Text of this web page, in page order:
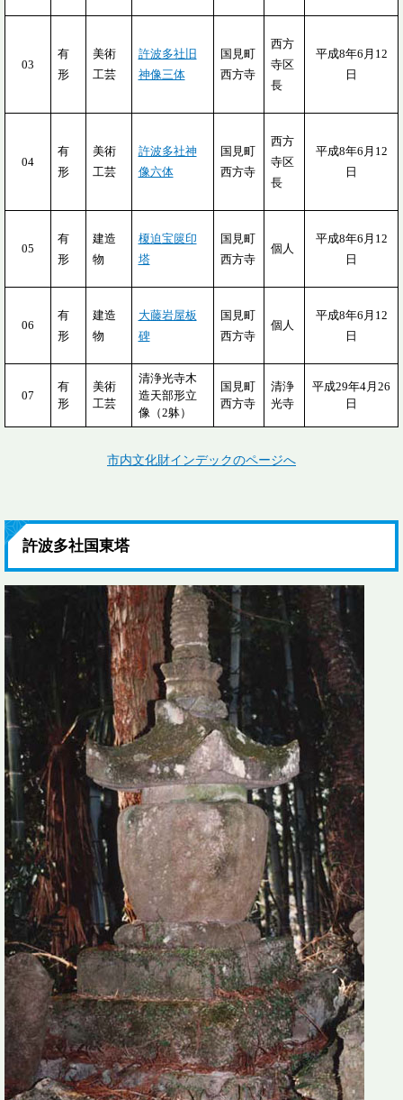
03
有
形
美術
工芸
許波多社旧
神像三体
国見町
西方寺
西方
寺区
長
平成8年6月12
日
04
有
形
美術
工芸
許波多社神
像六体
国見町
西方寺
西方
寺区
長
平成8年6月12
日
05
有
形
建造
物
榎迫宝篋印
塔
国見町
西方寺
個人
平成8年6月12
日
06
有
形
建造
物
大藤岩屋板
碑
国見町
西方寺
個人
平成8年6月12
日
07
有
形
美術
工芸
清浄光寺木
造天部形立
像（2躰）
国見町
西方寺
清浄
光寺
平成29年4月26
日
市内文化財インデックのページへ
許波多社国東塔